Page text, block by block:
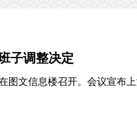
子调整决定
图文信息楼召开。会议宣布